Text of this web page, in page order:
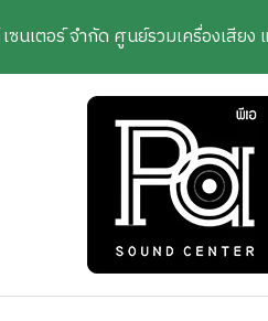
ซนเตอร์ จำกัด ศูนย์รวมเครื่องเสีย